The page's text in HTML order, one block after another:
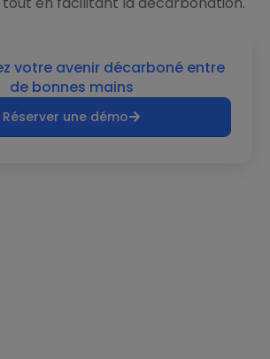
votre avenir décarboné entre
de bonnes mains
Réserver une démo